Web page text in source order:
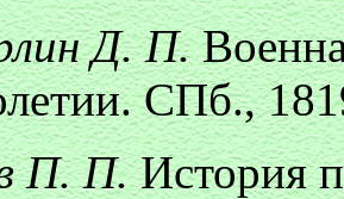
Д. П.
СПб.,
П. П.История